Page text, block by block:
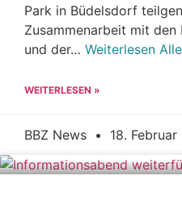
Park in Büdelsdorf
Zusammenarbeit mit
und der… Weiterlesen
WEITERLESEN »
BBZ News 18.